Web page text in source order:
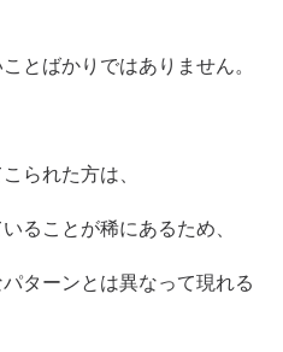
とばかりではありません。
られた方は、
ることが稀にあるため、
ターンとは異なって現れる